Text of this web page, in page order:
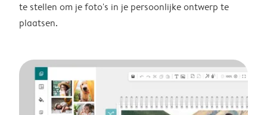
te stellen om je foto's in je persoonlijke ontwerp te
plaatsen.